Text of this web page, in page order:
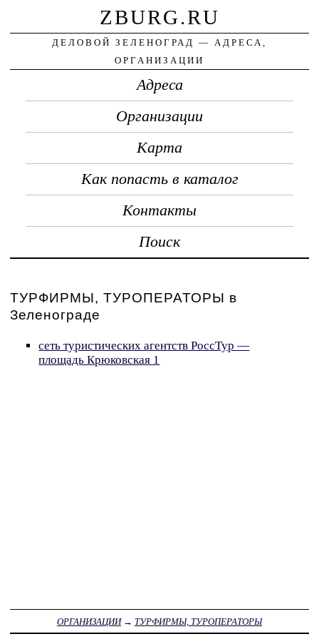
ZBURG.RU
ДЕЛОВОЙ ЗЕЛЕНОГРАД — АДРЕСА,
ОРГАНИЗАЦИИ
Адреса
Организации
Карта
Как попасть в каталог
Контакты
Поиск
ТУРФИРМЫ, ТУРОПЕРАТОРЫ в
Зеленограде
сеть туристических агентств РоссТур —
площадь Крюковская 1
ОРГАНИЗАЦИИ→ ТУРФИРМЫ, ТУРОПЕРАТОРЫ